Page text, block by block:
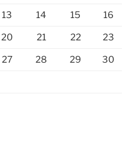
13 14 15 16
20 21 22 23
27 28 29 30